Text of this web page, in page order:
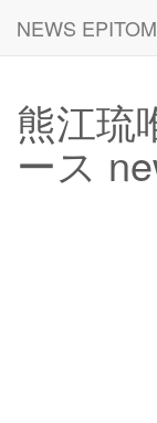
NEWS
熊江琉
ース